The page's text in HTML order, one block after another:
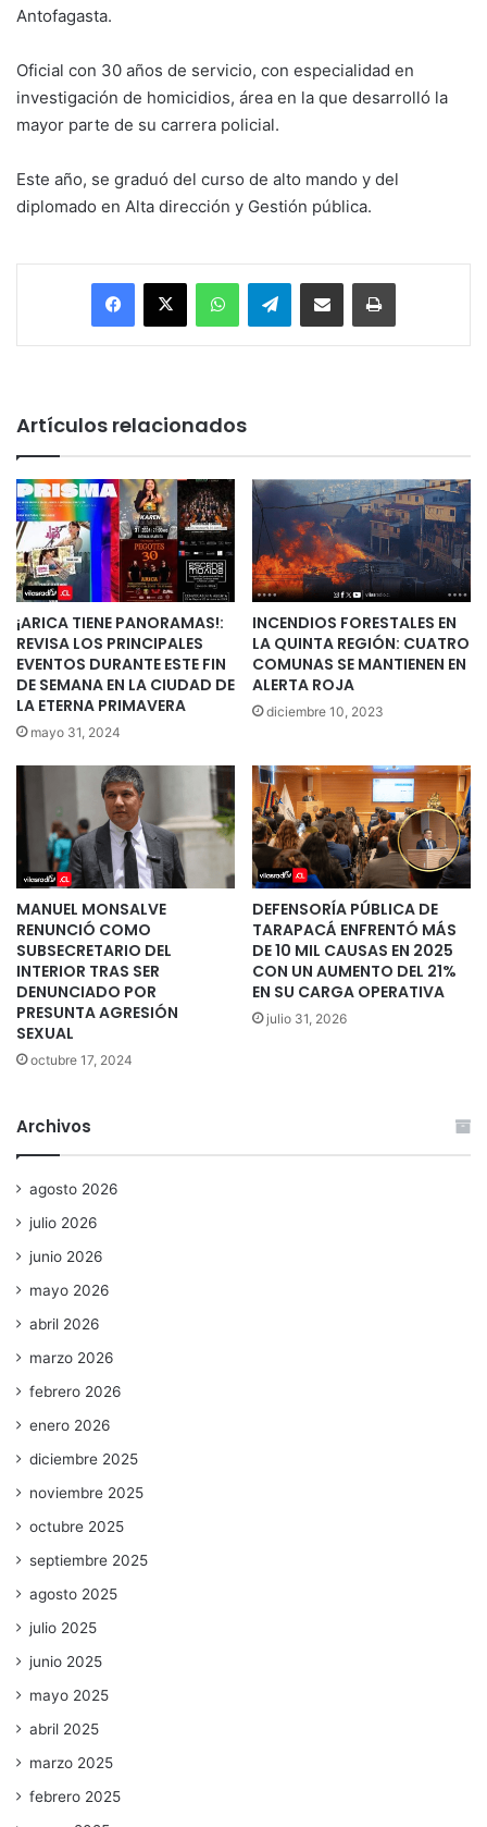
Antofagasta.
Oficial con 30 años de servicio, con especialidad en
investigación de homicidios, área en la que desarrolló la
mayor parte de su carrera policial.
Este año, se graduó del curso de alto mando y del
diplomado en Alta dirección y Gestión pública.
Facebook
X WhatsAppTelegramEnviar vía email Imprimir
Artículos relacionados
¡ARICA TIENE PANORAMAS!:
REVISA LOS PRINCIPALES
EVENTOS DURANTE ESTE FIN
DE SEMANA EN LA CIUDAD DE
LA ETERNA PRIMAVERA
mayo 31, 2024
INCENDIOS FORESTALES EN
LA QUINTA REGIÓN: CUATRO
COMUNAS SE MANTIENEN EN
ALERTA ROJA
diciembre 10, 2023
MANUEL MONSALVE
RENUNCIÓ COMO
SUBSECRETARIO DEL
INTERIOR TRAS SER
DENUNCIADO POR
PRESUNTA AGRESIÓN
SEXUAL
octubre 17, 2024
DEFENSORÍA PÚBLICA DE
TARAPACÁ ENFRENTÓ MÁS
DE 10 MIL CAUSAS EN 2025
CON UN AUMENTO DEL 21%
EN SU CARGA OPERATIVA
julio 31, 2026
Archivos
agosto 2026
julio 2026
junio 2026
mayo 2026
abril 2026
marzo 2026
febrero 2026
enero 2026
diciembre 2025
noviembre 2025
octubre 2025
septiembre 2025
agosto 2025
julio 2025
junio 2025
mayo 2025
abril 2025
marzo 2025
febrero 2025